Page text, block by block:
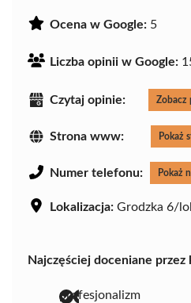
Ocena w Google: 5
Liczba opinii w Google:
Czytaj opinie: Zobacz
Strona www: Pokaż
Numer telefonu: Pokaż
Lokalizacja: Grodzka 6/
Najczęściej doceniane
profesjonalizm